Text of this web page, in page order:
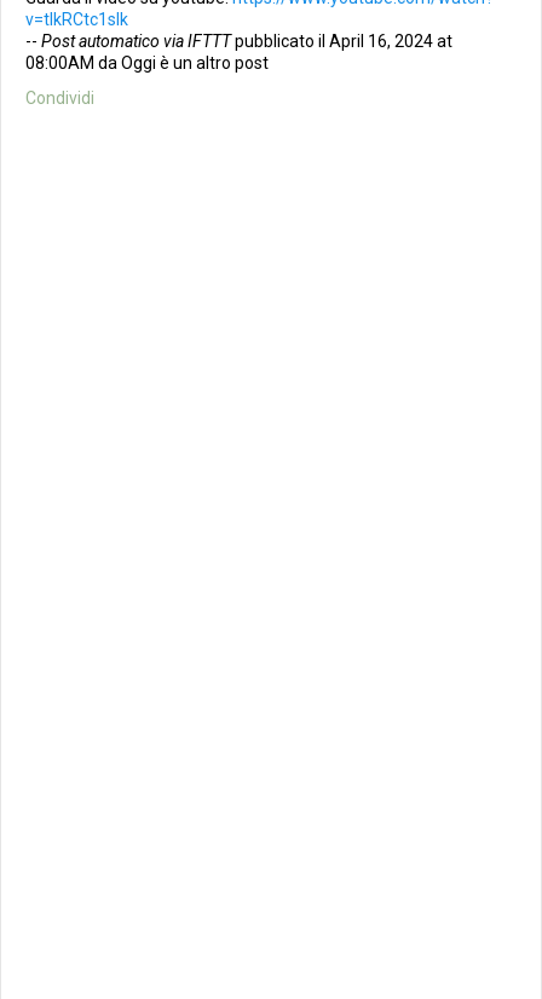
v=tIkRCtc1sIk
-- Post automatico via IFTTTpubblicato il April 16, 2024 at
08:00AM da Oggi è un altro post
Condividi